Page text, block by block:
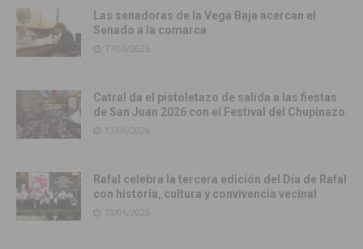
Las senadoras de la Vega Baja acercan el
Senado a la comarca
17/06/2026
Catral da el pistoletazo de salida a las fiestas
de San Juan 2026 con el Festival del Chupinazo
13/06/2026
Rafal celebra la tercera edición del Día de Rafal
con historia, cultura y convivencia vecinal
13/06/2026